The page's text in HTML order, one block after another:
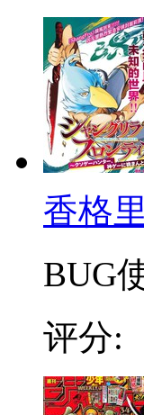
香格
BUG
评分: